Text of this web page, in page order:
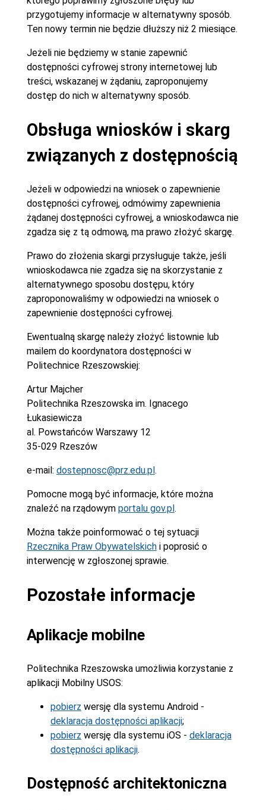
przygotujemy informacje w alternatywny sposób.
Ten nowy termin nie będzie dłuższy niż 2 miesiące.
Jeżeli nie będziemy w stanie zapewnić
dostępności cyfrowej strony internetowej lub
treści, wskazanej w żądaniu, zaproponujemy
dostęp do nich w alternatywny sposób.
Obsługa wniosków i skarg
związanych z dostępnością
Jeżeli w odpowiedzi na wniosek o zapewnienie
dostępności cyfrowej, odmówimy zapewnienia
żądanej dostępności cyfrowej, a wnioskodawca nie
zgadza się z tą odmową, ma prawo złożyć skargę.
Prawo do złożenia skargi przysługuje także, jeśli
wnioskodawca nie zgadza się na skorzystanie z
alternatywnego sposobu dostępu, który
zaproponowaliśmy w odpowiedzi na wniosek o
zapewnienie dostępności cyfrowej.
Ewentualną skargę należy złożyć listownie lub
mailem do koordynatora dostępności w
Politechnice Rzeszowskiej:
Artur Majcher
Politechnika Rzeszowska im. Ignacego
Łukasiewicza
al. Powstańców Warszawy 12
35-029 Rzeszów
e-mail: dostepnosc@prz.edu.pl .
Pomocne mogą być informacje, które można
znaleźć na rządowym portalu gov.pl .
Można także poinformować o tej sytuacji
Rzecznika Praw Obywatelskichi poprosić o
interwencję w zgłoszonej sprawie.
Pozostałe informacje
Aplikacje mobilne
Politechnika Rzeszowska umożliwia korzystanie z
aplikacji Mobilny USOS:
pobierz wersję dla systemu Android -
deklaracja dostępności aplikacji;
pobierz wersję dla systemu iOS - deklaracja
dostępności aplikacji.
Dostępność architektoniczna